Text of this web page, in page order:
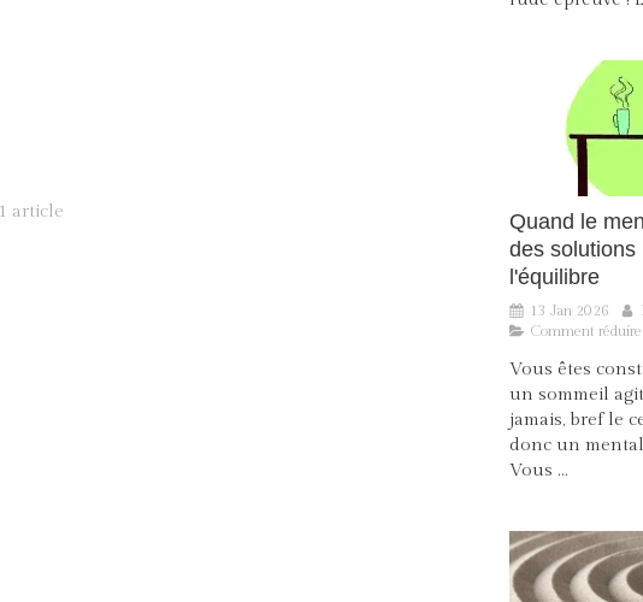
1 article
Quand le
des solutions
l'équilibre
13 Jan 2026
Comment réduire
Vous êtes
un sommeil
jamais, bref le
donc un
Vous ...